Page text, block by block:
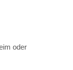
oder